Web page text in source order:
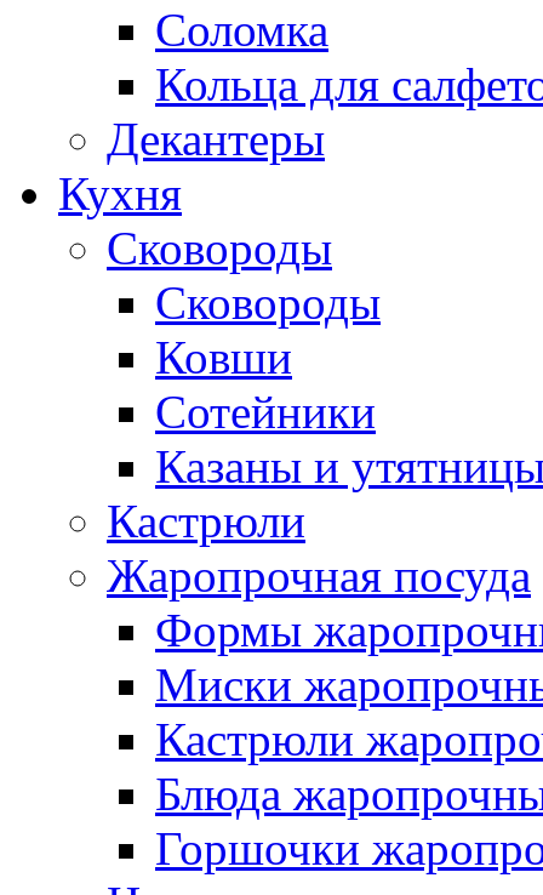
Соломка
Кольца для
Декантеры
Кухня
Сковороды
Сковороды
Ковши
Сотейники
Казаны и
Кастрюли
Жаропрочная посуда
Формы
Миски
Кастрюли
Блюда
Горшочки